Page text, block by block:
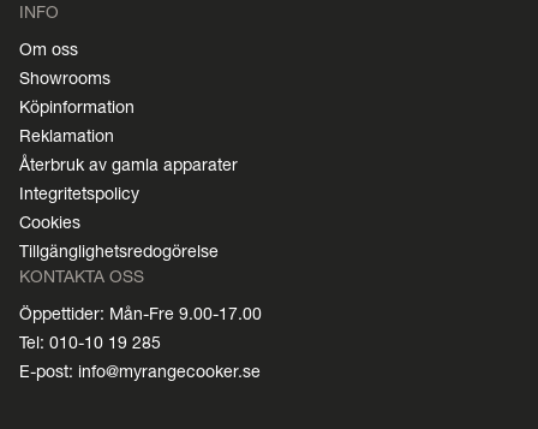
INFO
Om oss
Showrooms
Köpinformation
Reklamation
Återbruk av gamla apparater
Integritetspolicy
Cookies
Tillgänglighetsredogörelse
KONTAKTA OSS
Öppettider: Mån-Fre 9.00-17.00
Tel: 010-10 19 285
E-post: info@myrangecooker.se